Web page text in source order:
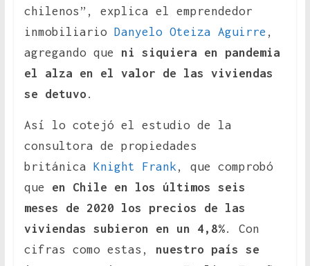
chilenos”, explica el emprendedor
inmobiliario Danyelo Oteiza Aguirre ,
agregando que ni siquiera en pandemia
el alza en el valor de las viviendas
se detuvo .
Así lo cotejó el estudio de la
consultora de propiedades
británica Knight Frank, que comprobó
que en Chile en los últimos seis
meses de 2020 los precios de las
viviendas subieron en un 4,8%. Con
cifras como estas,
nuestro país se